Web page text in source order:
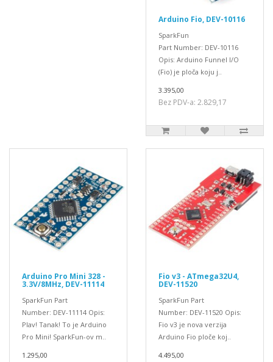
Arduino Fio, DEV-10116
SparkFun
Part Number: DEV-10116
Opis: Arduino Funnel I/O
(Fio) je ploča koju j..
3.395,00
Bez PDV-a: 2.829,17
Arduino Pro Mini 328 -
3.3V/8MHz, DEV-11114
SparkFun Part
Number: DEV-11114 Opis:
Plav! Tanak! To je Arduino
Pro Mini! SparkFun-ov m..
1.295,00
Fio v3 - ATmega32U4,
DEV-11520
SparkFun Part
Number: DEV-11520 Opis:
Fio v3 je nova verzija
Arduino Fio ploče koj..
4.495,00